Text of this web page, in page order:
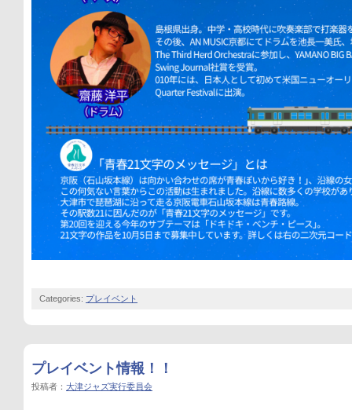
Categories: プレイベント
プレイベント情報！！
投稿者： 大津ジャズ実行委員会